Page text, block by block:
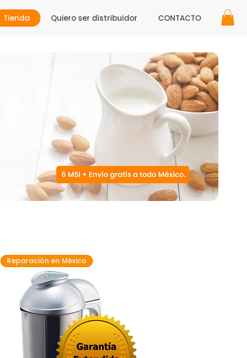
Tienda Quiero ser distribuidor CONTACTO
Reparación en México